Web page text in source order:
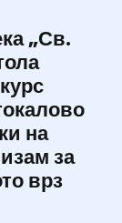
„Св.
на
за
врз